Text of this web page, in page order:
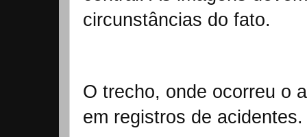
circunstâncias do fato.
O trecho, onde ocorreu o
em registros de acidentes.